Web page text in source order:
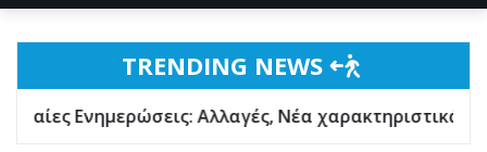
TRENDING NEWS
Αλλαγές, Νέα χαρακτηριστικά, Αντιδράσεις της